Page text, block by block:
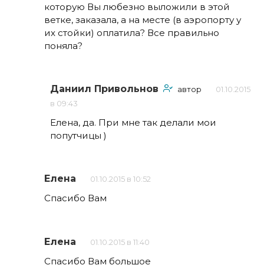
которую Вы любезно выложили в этой
ветке, заказала, а на месте (в аэропорту у
их стойки) оплатила? Все правильно
поняла?
Даниил Привольнов автор
01.10.2015
в 09:43
Елена, да. При мне так делали мои
попутчицы )
Елена 01.10.2015 в 10:52
Спасибо Вам
Елена 01.10.2015 в 11:40
Спасибо Вам большое